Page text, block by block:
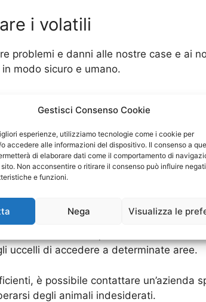
Gestisci Consenso Cookie
esperienze, utilizziamo tecnologie come i cookie per
accedere alle informazioni del dispositivo. Il consenso a
di elaborare dati come il comportamento di
Non acconsentire o ritirare il consenso può influire
e funzioni.
Nega Visualizza le
i volatili
problemi e danni alle nostre case e ai
modo sicuro e umano.
naturali, come oli essenziali di menta,
in cui si trovano gli animali indesiderati.
come spaventapasseri o
o ultrasuoni, che possono essere uditi
efficace per gli uccelli che si posano
della nostra casa, in modo da non
uccelli di accedere a determinate aree.
è possibile contattare un’azienda
degli animali indesiderati.